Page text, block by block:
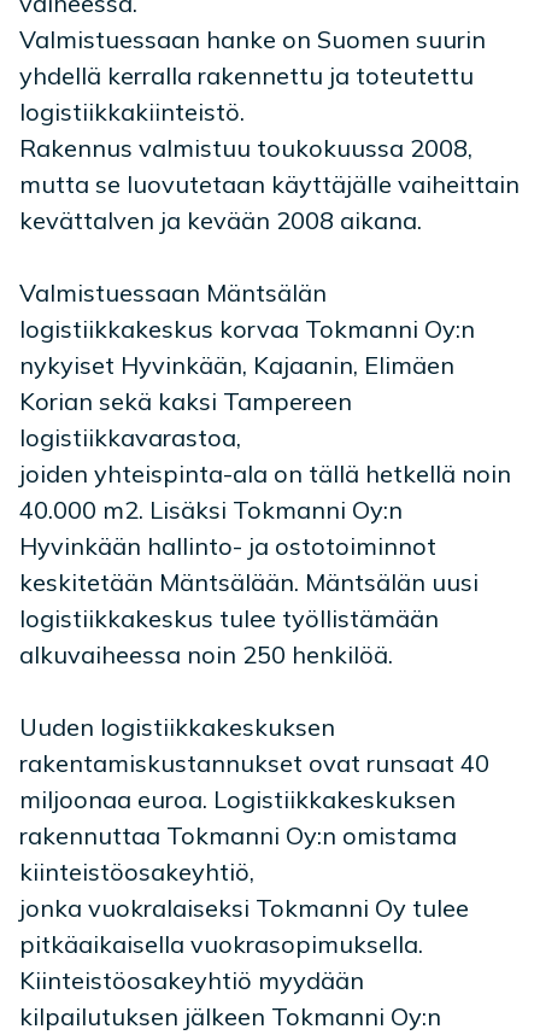
Valmistuessaan hanke on Suomen suurin
yhdellä kerralla rakennettu ja toteutettu
logistiikkakiinteistö.
Rakennus valmistuu toukokuussa 2008,
mutta se luovutetaan käyttäjälle vaiheittain
kevättalven ja kevään 2008 aikana.
Valmistuessaan Mäntsälän
logistiikkakeskus korvaa Tokmanni Oy:n
nykyiset Hyvinkään, Kajaanin, Elimäen
Korian sekä kaksi Tampereen
logistiikkavarastoa,
joiden yhteispinta-ala on tällä hetkellä noin
40.000 m2. Lisäksi Tokmanni Oy:n
Hyvinkään hallinto- ja ostotoiminnot
keskitetään Mäntsälään. Mäntsälän uusi
logistiikkakeskus tulee työllistämään
alkuvaiheessa noin 250 henkilöä.
Uuden logistiikkakeskuksen
rakentamiskustannukset ovat runsaat 40
miljoonaa euroa. Logistiikkakeskuksen
rakennuttaa Tokmanni Oy:n omistama
kiinteistöosakeyhtiö,
jonka vuokralaiseksi Tokmanni Oy tulee
pitkäaikaisella vuokrasopimuksella.
Kiinteistöosakeyhtiö myydään
kilpailutuksen jälkeen Tokmanni Oy:n